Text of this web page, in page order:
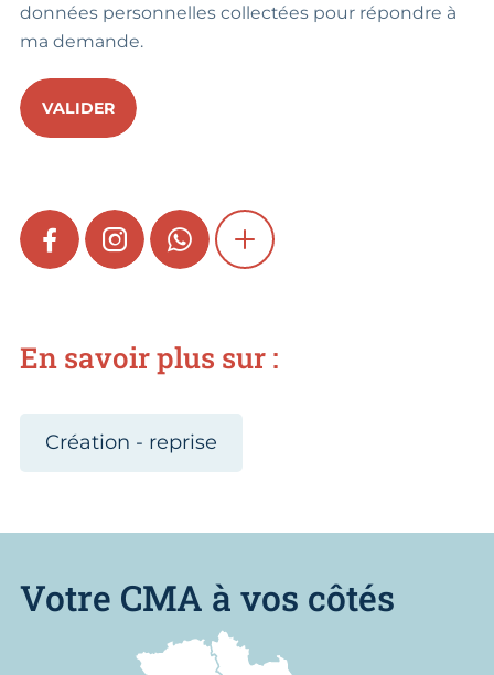
données personnelles collectées pour répondre à
ma demande.
VALIDER
FACEBOOKINSTAGRAMWHATSAPPSHOW MORE
En savoir plus sur :
Création - reprise
Votre CMA à vos côtés